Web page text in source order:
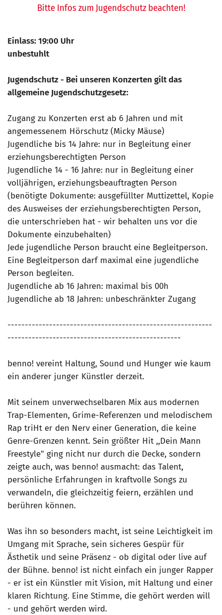
Bitte Infos zum Jugendschutz beachten!
Einlass: 19:00 Uhr
unbestuhlt
Jugendschutz - Bei unseren Konzerten gilt das
allgemeine Jugendschutzgesetz:
Zugang zu Konzerten erst ab 6 Jahren und mit
angemessenem Hörschutz (Micky Mäuse)
Jugendliche bis 14 Jahre: nur in Begleitung einer
erziehungsberechtigten Person
Jugendliche 14 - 16 Jahre: nur in Begleitung einer
volljährigen, erziehungsbeauftragten Person
(benötigte Dokumente: ausgefüllter Muttizettel, Kopie
des Ausweises der erziehungsberechtigten Person,
die unterschrieben hat - wir behalten uns vor die
Dokumente einzubehalten)
Jede jugendliche Person braucht eine Begleitperson.
Eine Begleitperson darf maximal eine jugendliche
Person begleiten.
Jugendliche ab 16 Jahren: maximal bis 00h
Jugendliche ab 18 Jahren: unbeschränkter Zugang
-----------------------------------------------------------
--------------------------------------------------
benno! vereint Haltung, Sound und Hunger wie kaum
ein anderer junger Künstler derzeit.
Mit seinem unverwechselbaren Mix aus modernen
Trap-Elementen, Grime-Referenzen und melodischem
Rap triHt er den Nerv einer Generation, die keine
Genre-Grenzen kennt. Sein größter Hit ,,Dein Mann
Freestyle" ging nicht nur durch die Decke, sondern
zeigte auch, was benno! ausmacht: das Talent,
persönliche Erfahrungen in kraftvolle Songs zu
verwandeln, die gleichzeitig feiern, erzählen und
berühren können.
Was ihn so besonders macht, ist seine Leichtigkeit im
Umgang mit Sprache, sein sicheres Gespür für
Ästhetik und seine Präsenz - ob digital oder live auf
der Bühne. benno! ist nicht einfach ein junger Rapper
- er ist ein Künstler mit Vision, mit Haltung und einer
klaren Richtung. Eine Stimme, die gehört werden will
- und gehört werden wird.